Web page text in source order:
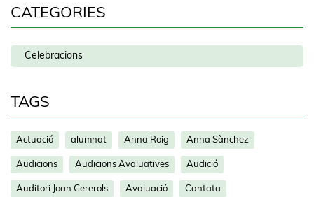
CATEGORIES
Celebracions
TAGS
Actuació alumnat Anna Roig Anna Sànchez
Audicions Audicions Avaluatives Audició
Auditori Joan Cererols Avaluació Cantata